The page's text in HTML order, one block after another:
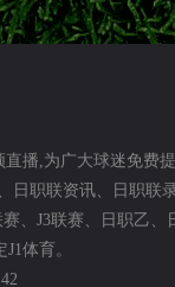
巴西甲
播,为广大球迷免费
日职联资讯、日职联
、J3联赛、日职乙
体育。